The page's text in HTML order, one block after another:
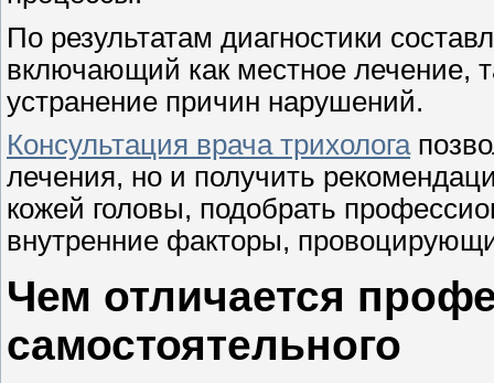
По результатам диагностики
включающий как местное лечение,
устранение причин нарушений.
Консультация врача трихолога
лечения, но и получить
кожей головы, подобрать
внутренние факторы,
Чем отличается
самостоятельного